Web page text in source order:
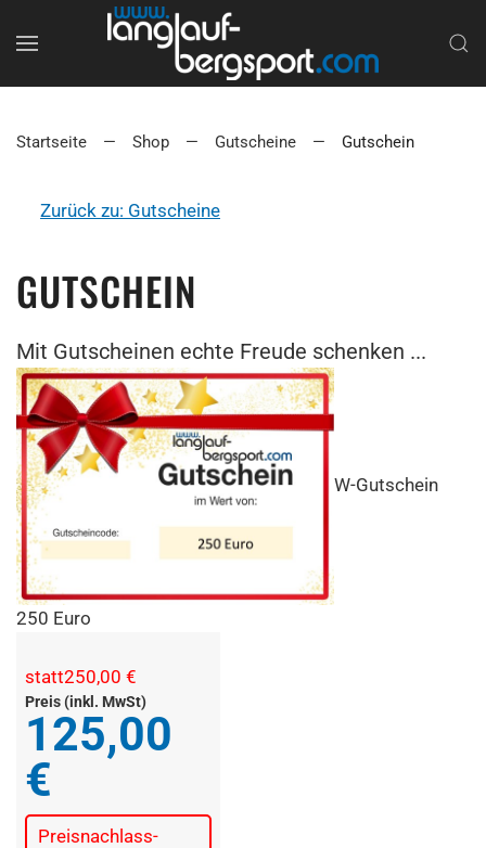
Startseite Shop Gutscheine Gutschein
Zurück zu: Gutscheine
GUTSCHEIN
Mit Gutscheinen echte Freude schenken ...
W-Gutschein
250 Euro
statt250,00 €
Preis (inkl. MwSt)
125,00
€
Preisnachlass-